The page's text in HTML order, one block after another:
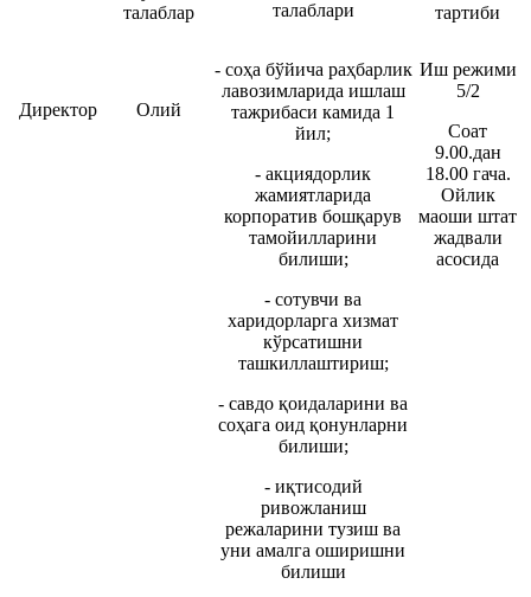
талаблар
талаблари
тартиби
Директор Олий
- соҳа бўйича раҳбарлик
лавозимларида ишлаш
тажрибаси камида 1
йил;
- акциядорлик
жамиятларида
корпоратив бошқарув
тамойилларини
билиши;
- сотувчи ва
харидорларга хизмат
кўрсатишни
ташкиллаштириш;
- савдо қоидаларини ва
соҳага оид қонунларни
билиши;
- иқтисодий
ривожланиш
режаларини тузиш ва
уни амалга оширишни
билиши
Иш режими
5/2
Соат
9.00.дан
18.00 гача.
Ойлик
маоши штат
жадвали
асосида